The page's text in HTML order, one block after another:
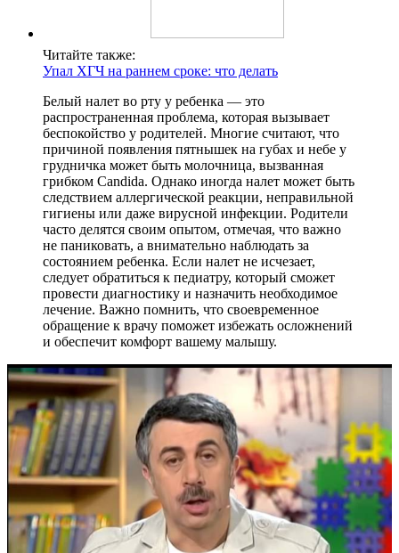
Читайте также:
Упал ХГЧ на раннем сроке: что делать
Белый налет во рту у ребенка — это
распространенная проблема, которая вызывает
беспокойство у родителей. Многие считают, что
причиной появления пятнышек на губах и небе у
грудничка может быть молочница, вызванная
грибком Candida. Однако иногда налет может быть
следствием аллергической реакции, неправильной
гигиены или даже вирусной инфекции. Родители
часто делятся своим опытом, отмечая, что важно
не паниковать, а внимательно наблюдать за
состоянием ребенка. Если налет не исчезает,
следует обратиться к педиатру, который сможет
провести диагностику и назначить необходимое
лечение. Важно помнить, что своевременное
обращение к врачу поможет избежать осложнений
и обеспечит комфорт вашему малышу.